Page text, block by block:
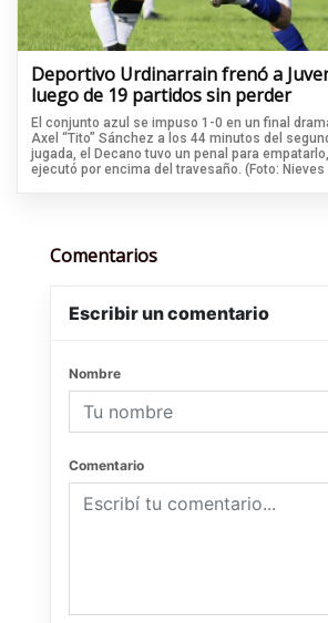
Deportivo Urdinarrain frenó a
luego de 19 partidos sin perder
El conjunto azul se impuso 1-0 en un final
Axel “Tito” Sánchez a los 44 minutos del
jugada, el Decano tuvo un penal para
ejecutó por encima del travesaño. (Foto: Nieves
Comentarios
Escribir un comentario
Nombre
Comentario